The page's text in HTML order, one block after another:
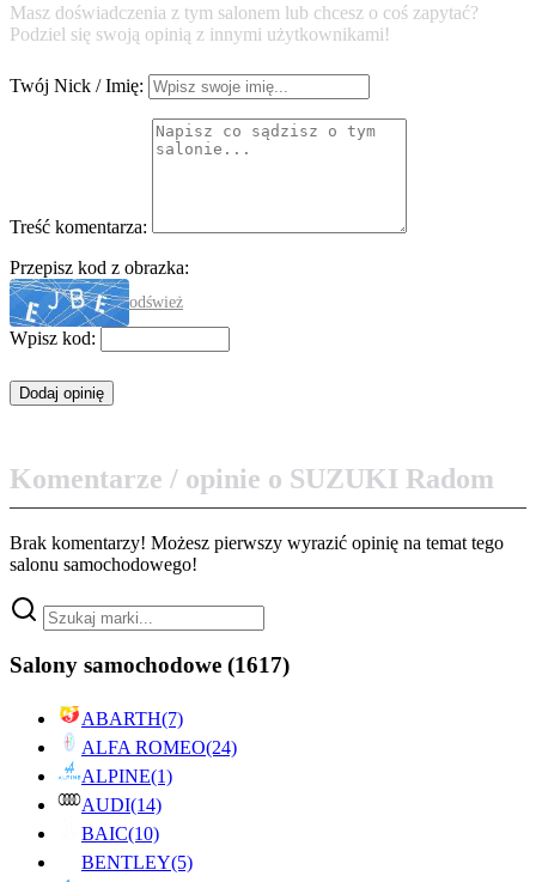
Masz doświadczenia z tym salonem lub chcesz o coś zapytać?
Podziel się swoją opinią z innymi użytkownikami!
Twój Nick / Imię:
Treść komentarza:
Przepisz kod z obrazka:
odśwież
Wpisz kod:
Komentarze / opinie o SUZUKI Radom
Brak komentarzy! Możesz pierwszy wyrazić opinię na temat tego
salonu samochodowego!
Salony samochodowe (1617)
ABARTH(7)
ALFA ROMEO(24)
ALPINE(1)
AUDI(14)
BAIC(10)
BENTLEY(5)